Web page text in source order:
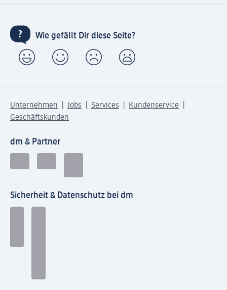
Wie gefällt Dir diese Seite?
Unternehmen Jobs Services
Kundenservice
Geschäftskunden
dm & Partner
Sicherheit & Datenschutz bei dm